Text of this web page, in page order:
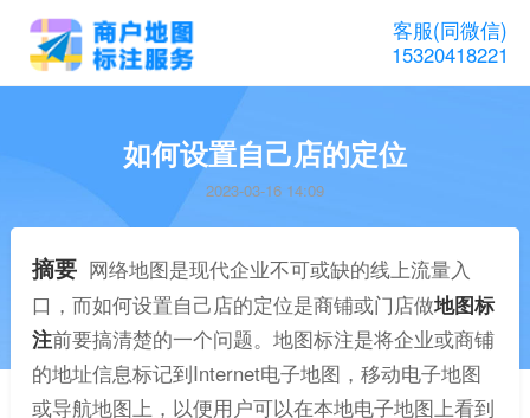
客服(同微信)
15320418221
如何设置自己店的定位
2023-03-16 14:09
摘要 网络地图是现代企业不可或缺的线上流量入
口，而如何设置自己店的定位是商铺或门店做地图标
注前要搞清楚的一个问题。地图标注是将企业或商铺
的地址信息标记到Internet电子地图，移动电子地图
或导航地图上，以便用户可以在本地电子地图上看到